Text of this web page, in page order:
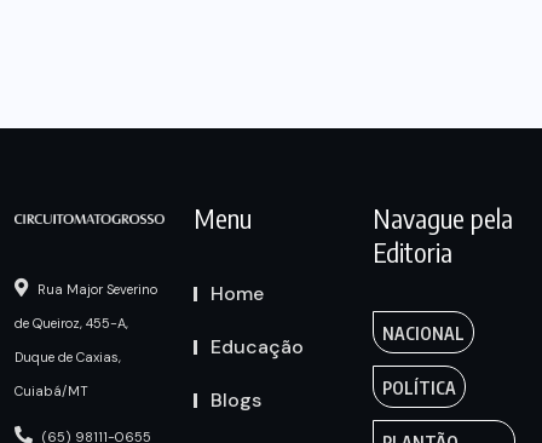
Rua Major Severino
de Queiroz, 455-A,
Duque de Caxias,
Cuiabá/MT
(65) 98111-0655
Menu
Home
Educação
Blogs
Navague pela
Editoria
NACIONAL
POLÍTICA